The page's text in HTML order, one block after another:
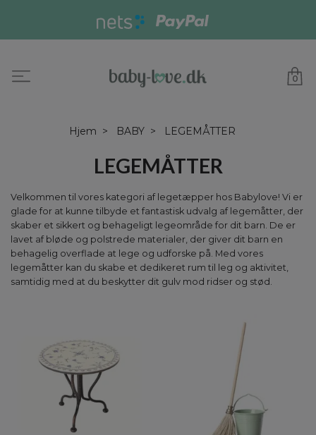
0
Hjem BABY LEGEMÅTTER
LEGEMÅTTER
Velkommen til vores kategori af legetæpper hos Babylove! Vi er
glade for at kunne tilbyde et fantastisk udvalg af legemåtter, der
skaber et sikkert og behageligt legeområde for dit barn. De er
lavet af bløde og polstrede materialer, der giver dit barn en
behagelig overflade at lege og udforske på. Med vores
legemåtter kan du skabe et dedikeret rum til leg og aktivitet,
samtidig med at du beskytter dit gulv mod ridser og stød.